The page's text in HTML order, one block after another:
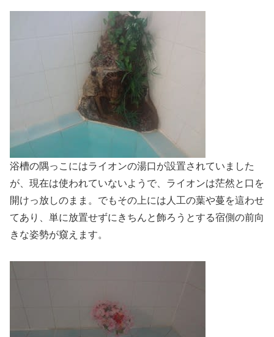
浴槽の隅っこにはライオンの湯口が設置されていました
が、現在は使われていないようで、ライオンは茫然と口を
開けっ放しのまま。でもその上には人工の葉や蔓を這わせ
てあり、単に放置せずにきちんと飾ろうとする宿側の前向
きな姿勢が窺えます。